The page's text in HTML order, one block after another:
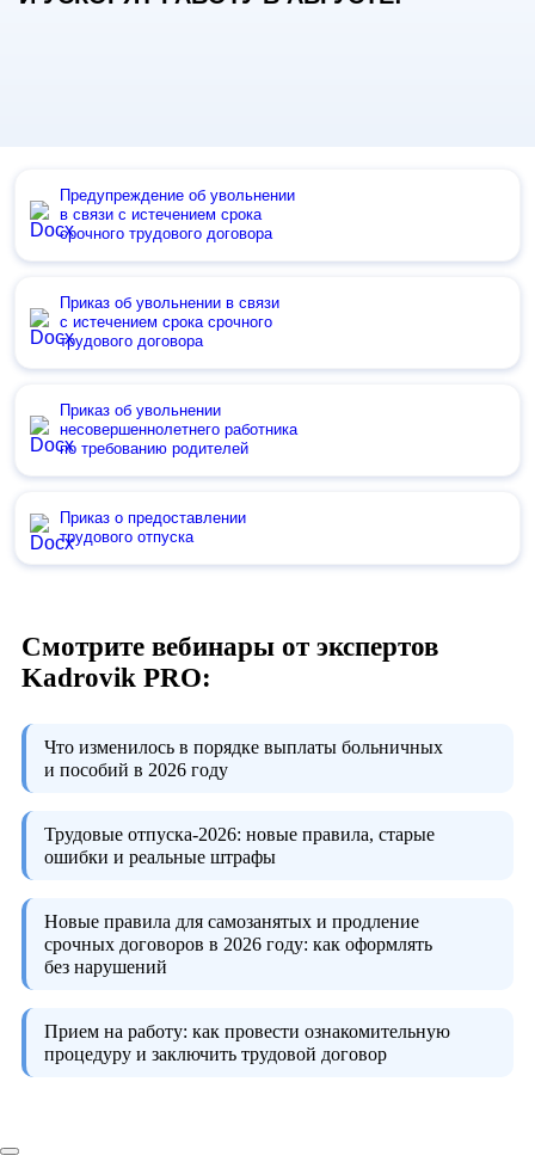
Предупреждение об увольнении
в связи с истечением срока
срочного трудового договора
Приказ об увольнении в связи
с истечением срока срочного
трудового договора
Приказ об увольнении
несовершеннолетнего работника
по требованию родителей
Приказ о предоставлении
трудового отпуска
Смотрите вебинары от экспертов
Kadrovik PRO:
Что изменилось в порядке выплаты больничных
и пособий в 2026 году
Трудовые отпуска-2026: новые правила, старые
ошибки и реальные штрафы
Новые правила для самозанятых и продление
срочных договоров в 2026 году: как оформлять
без нарушений
Прием на работу: как провести ознакомительную
процедуру и заключить трудовой договор